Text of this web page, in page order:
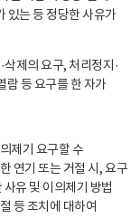
있는 등 정당한 사유가
제의 요구, 처리정지·
람 등 요구를 한 자가
제기 요구할 수
연기 또는 거절 시, 요구
유 및 이의제기 방법
등 조치에 대하여